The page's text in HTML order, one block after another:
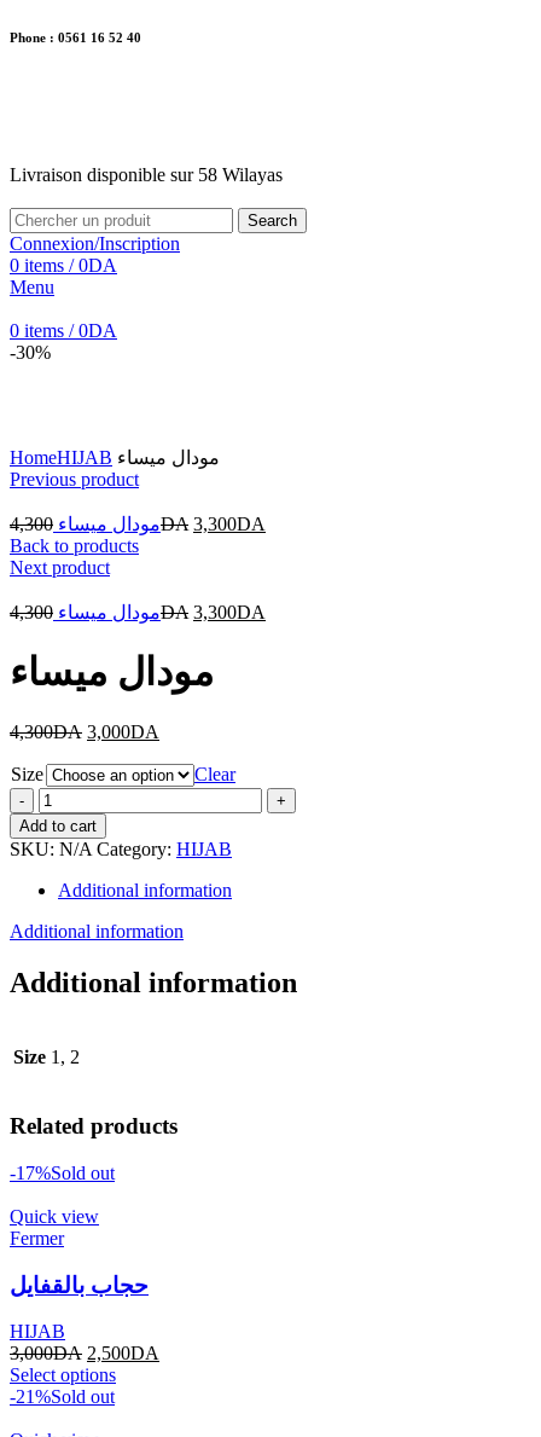
Phone : 0561 16 52 40
Livraison disponible sur 58 Wilayas
Search
Connexion/Inscription
0 items / 0DA
Menu
0 items / 0DA
-30%
HomeHIJAB مودال ميساء
Previous product
مودال ميساء 4,300 DA 3,300DA
Back to products
Next product
مودال ميساء 4,300 DA 3,300DA
مودال ميساء
4,300DA 3,000DA
Size
Clear
مودال
ميساء
quantity
Add to cart
SKU: N/A Category: HIJAB
Additional information
Additional information
Additional information
Size 1, 2
Related products
-17%Sold out
Quick view
Fermer
حجاب بالقفايل
HIJAB
3,000DA 2,500DA
Select options
-21%Sold out